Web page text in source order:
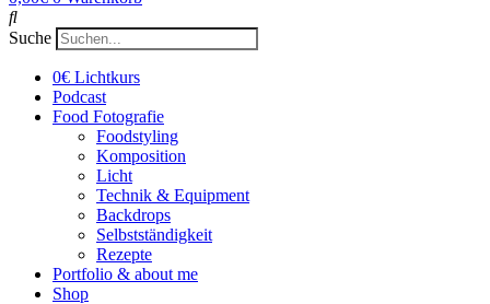
Suche
0€ Lichtkurs
Podcast
Food Fotografie
Foodstyling
Komposition
Licht
Technik & Equipment
Backdrops
Selbstständigkeit
Rezepte
Portfolio & about me
Shop